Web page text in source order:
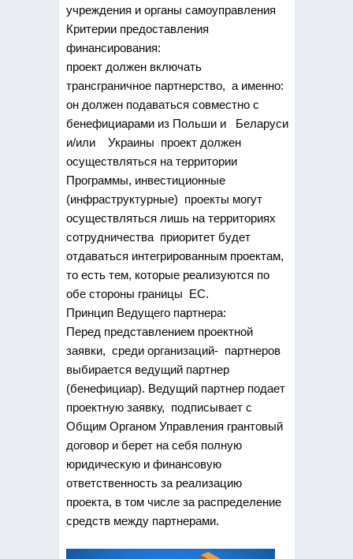
учреждения и органы самоуправления
Критерии предоставления
финансирования:
проект должен включать
трансграничное партнерство, а именно:
он должен подаваться совместно с
бенефициарами из Польши и Беларуси
и/или Украины проект должен
осуществляться на территории
Программы, инвестиционные
(инфраструктурные) проекты могут
осуществляться лишь на территориях
сотрудничества приоритет будет
отдаваться интегрированным проектам,
то есть тем, которые реализуются по
обе стороны границы ЕС.
Принцип Ведущего партнера:
Перед представлением проектной
заявки, среди организаций- партнеров
выбирается ведущий партнер
(бенефициар). Ведущий партнер подает
проектную заявку, подписывает с
Общим Органом Управления грантовый
договор и берет на себя полную
юридическую и финансовую
ответственность за реализацию
проекта, в том числе за распределение
средств между партнерами.